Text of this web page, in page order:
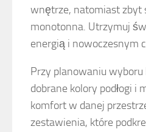
wnętrze, natomiast zbyt
monotonna. Utrzymuj
energią i nowoczesnym
Przy planowaniu
dobrane kolory podłogi i
komfort w danej
zestawienia, które